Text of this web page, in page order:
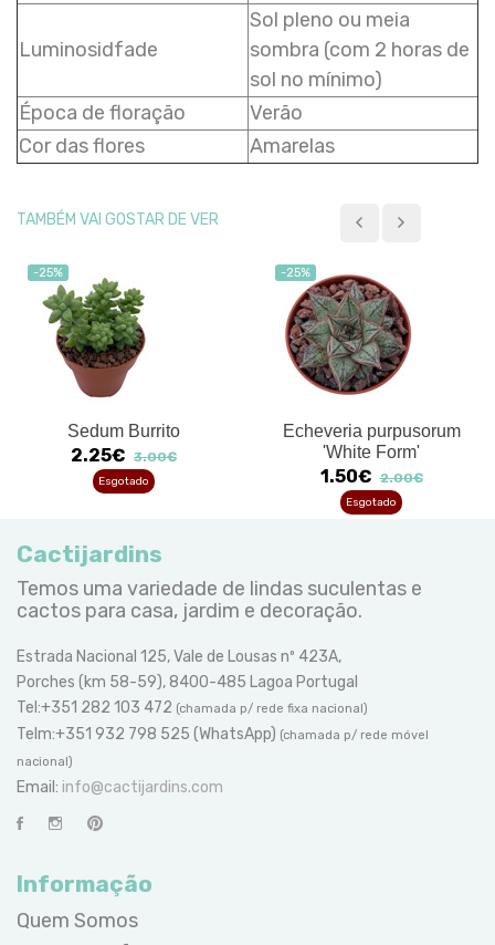
Luminosidfade
Sol pleno ou meia
sombra (com 2 horas de
sol no mínimo)
Época de floração
Verão
Cor das flores
Amarelas
TAMBÉM VAI GOSTAR DE VER
-25%
Sedum Burrito
2.25€ 3.00€
Esgotado
-25%
Echeveria purpusorum
'White Form'
1.50€ 2.00€
Esgotado
Cactijardins
Temos uma variedade de lindas suculentas e
cactos para casa, jardim e decoração.
Estrada Nacional 125, Vale de Lousas nº 423A,
Porches (km 58-59), 8400-485 Lagoa Portugal
Tel:+351 282 103 472 (chamada p/ rede fixa nacional)
Telm:+351 932 798 525 (WhatsApp) (chamada p/ rede móvel
nacional)
Email: info@cactijardins.com
Informação
Quem Somos